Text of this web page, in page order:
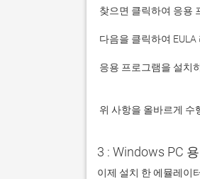
위 사항을 올바르게 수
3 : Windows PC
이제 설치 한 에뮬레이